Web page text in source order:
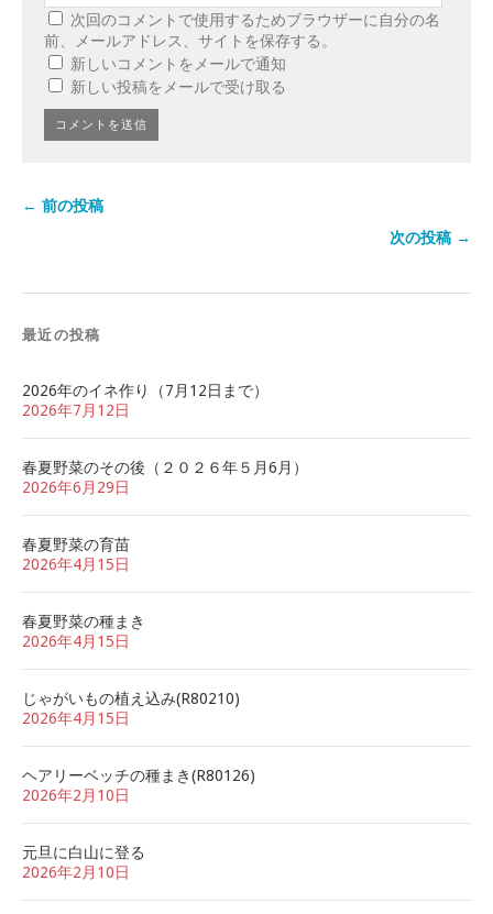
次回のコメントで使用するためブラウザーに自分の名
前、メールアドレス、サイトを保存する。
新しいコメントをメールで通知
新しい投稿をメールで受け取る
← 前の投稿
次の投稿 →
最近の投稿
2026年のイネ作り（7月12日まで）
2026年7月12日
春夏野菜のその後（２０２６年５月6月）
2026年6月29日
春夏野菜の育苗
2026年4月15日
春夏野菜の種まき
2026年4月15日
じゃがいもの植え込み(R80210)
2026年4月15日
ヘアリーベッチの種まき(R80126)
2026年2月10日
元旦に白山に登る
2026年2月10日